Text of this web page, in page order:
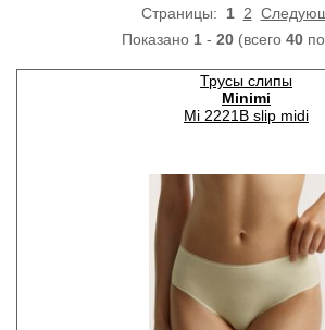
Страницы: 1 2
Показано 1- 20(всего 40
Трусы слипы
Minimi
Mi 2221B slip midi